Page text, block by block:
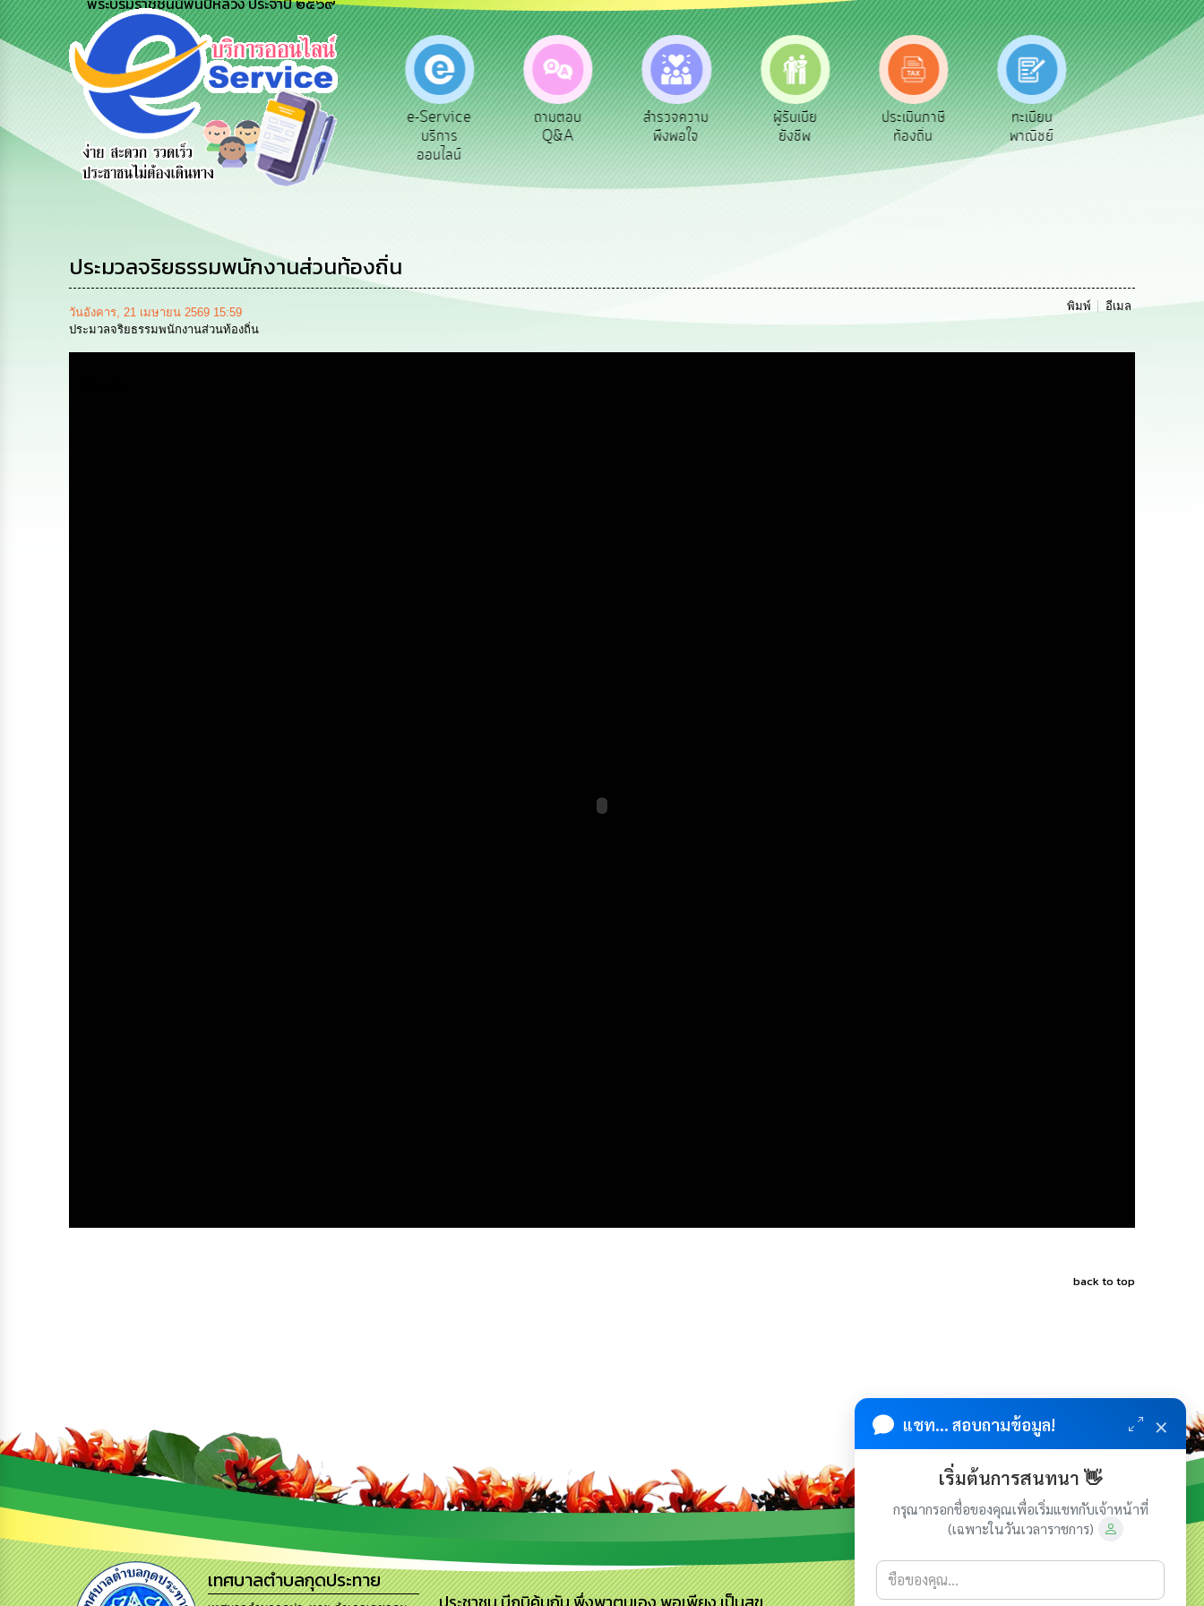
ร้องเรียน
ร้องทุกข์
ร้องเรียน
การทุจริต
ร้องเรียน
การบริหาร
ทรัพยากร
บุคคล
e-Service
บริการ
ออนไลน์
ถามตอบ
Q&A
สำรวจความ
พึงพอใจ
ผู้รับเบีย
ยังชีพ
ประเมินภาษี
ท้องถิ่น
ทะเบียน
พาณิชย์
ขออนุญาต
ก่อสร้าง
ประมวลจริยธรรมพนักงานส่วนท้องถิ่น
วันอังคาร, 21 เมษายน 2569 15:59 พิมพ์
อีเมล
ประมวลจริยธรรมพนักงานส่วนท้องถิ่น
back to top
แชท... สอบถามข้อมูล! ×
เริ่มต้นการสนทนา 👋
กรุณากรอกชื่อของคุณเพื่อเริ่มแชทกับเจ้าหน้าที่
(เฉพาะในวันเวลาราชการ)
เทศบาลตำบลกุดประทาย
เกี่ยวกับเรา ติดต่อเรา